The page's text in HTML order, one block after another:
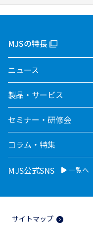
MJSの特長
ニュース
製品・サービス
セミナー・研修会
コラム・特集
MJS公式SNS 一覧へ
サイトマップ